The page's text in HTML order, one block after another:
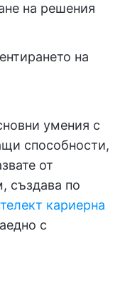
на решения
на
умения с
способности,
от
създава по
кариерна
с